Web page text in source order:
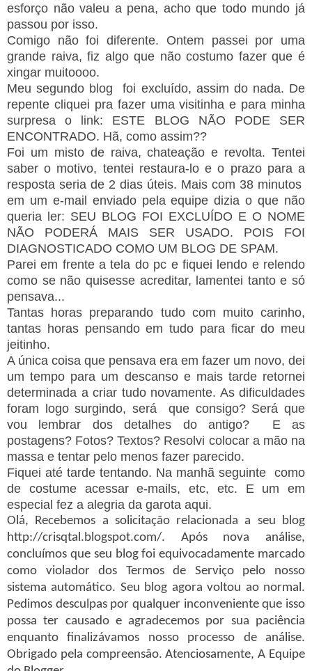
esforço não valeu a pena, acho que todo mundo já
passou por isso.
Comigo não foi diferente. Ontem passei por uma
grande raiva, fiz algo que não costumo fazer que é
xingar muitoooo.
Meu segundo blog foi excluído, assim do nada. De
repente cliquei pra fazer uma visitinha e para minha
surpresa o link: ESTE BLOG NÃO PODE SER
ENCONTRADO. Hã, como assim??
Foi um misto de raiva, chateação e revolta. Tentei
saber o motivo, tentei restaura-lo e o prazo para a
resposta seria de 2 dias úteis. Mais com 38 minutos
em um e-mail enviado pela equipe dizia o que não
queria ler: SEU BLOG FOI EXCLUÍDO E O NOME
NÃO PODERÁ MAIS SER USADO. POIS FOI
DIAGNOSTICADO COMO UM BLOG DE SPAM.
Parei em frente a tela do pc e fiquei lendo e relendo
como se não quisesse acreditar, lamentei tanto e só
pensava...
Tantas horas preparando tudo com muito carinho,
tantas horas pensando em tudo para ficar do meu
jeitinho.
A única coisa que pensava era em fazer um novo, dei
um tempo para um descanso e mais tarde retornei
determinada a criar tudo novamente. As dificuldades
foram logo surgindo, será que consigo? Será que
vou lembrar dos detalhes do antigo? E as
postagens? Fotos? Textos? Resolvi colocar a mão na
massa e tentar pelo menos fazer parecido.
Fiquei até tarde tentando. Na manhã seguinte como
de costume acessar e-mails, etc, etc. E um em
especial fez a alegria da garota aqui.
Olá, Recebemos a solicitação relacionada a seu blog
http://crisqtal.blogspot.com/. Após nova análise,
concluímos que seu blog foi equivocadamente marcado
como violador dos Termos de Serviço pelo nosso
sistema automático. Seu blog agora voltou ao normal.
Pedimos desculpas por qualquer inconveniente que isso
possa ter causado e agradecemos por sua paciência
enquanto finalizávamos nosso processo de análise.
Obrigado pela compreensão. Atenciosamente, A Equipe